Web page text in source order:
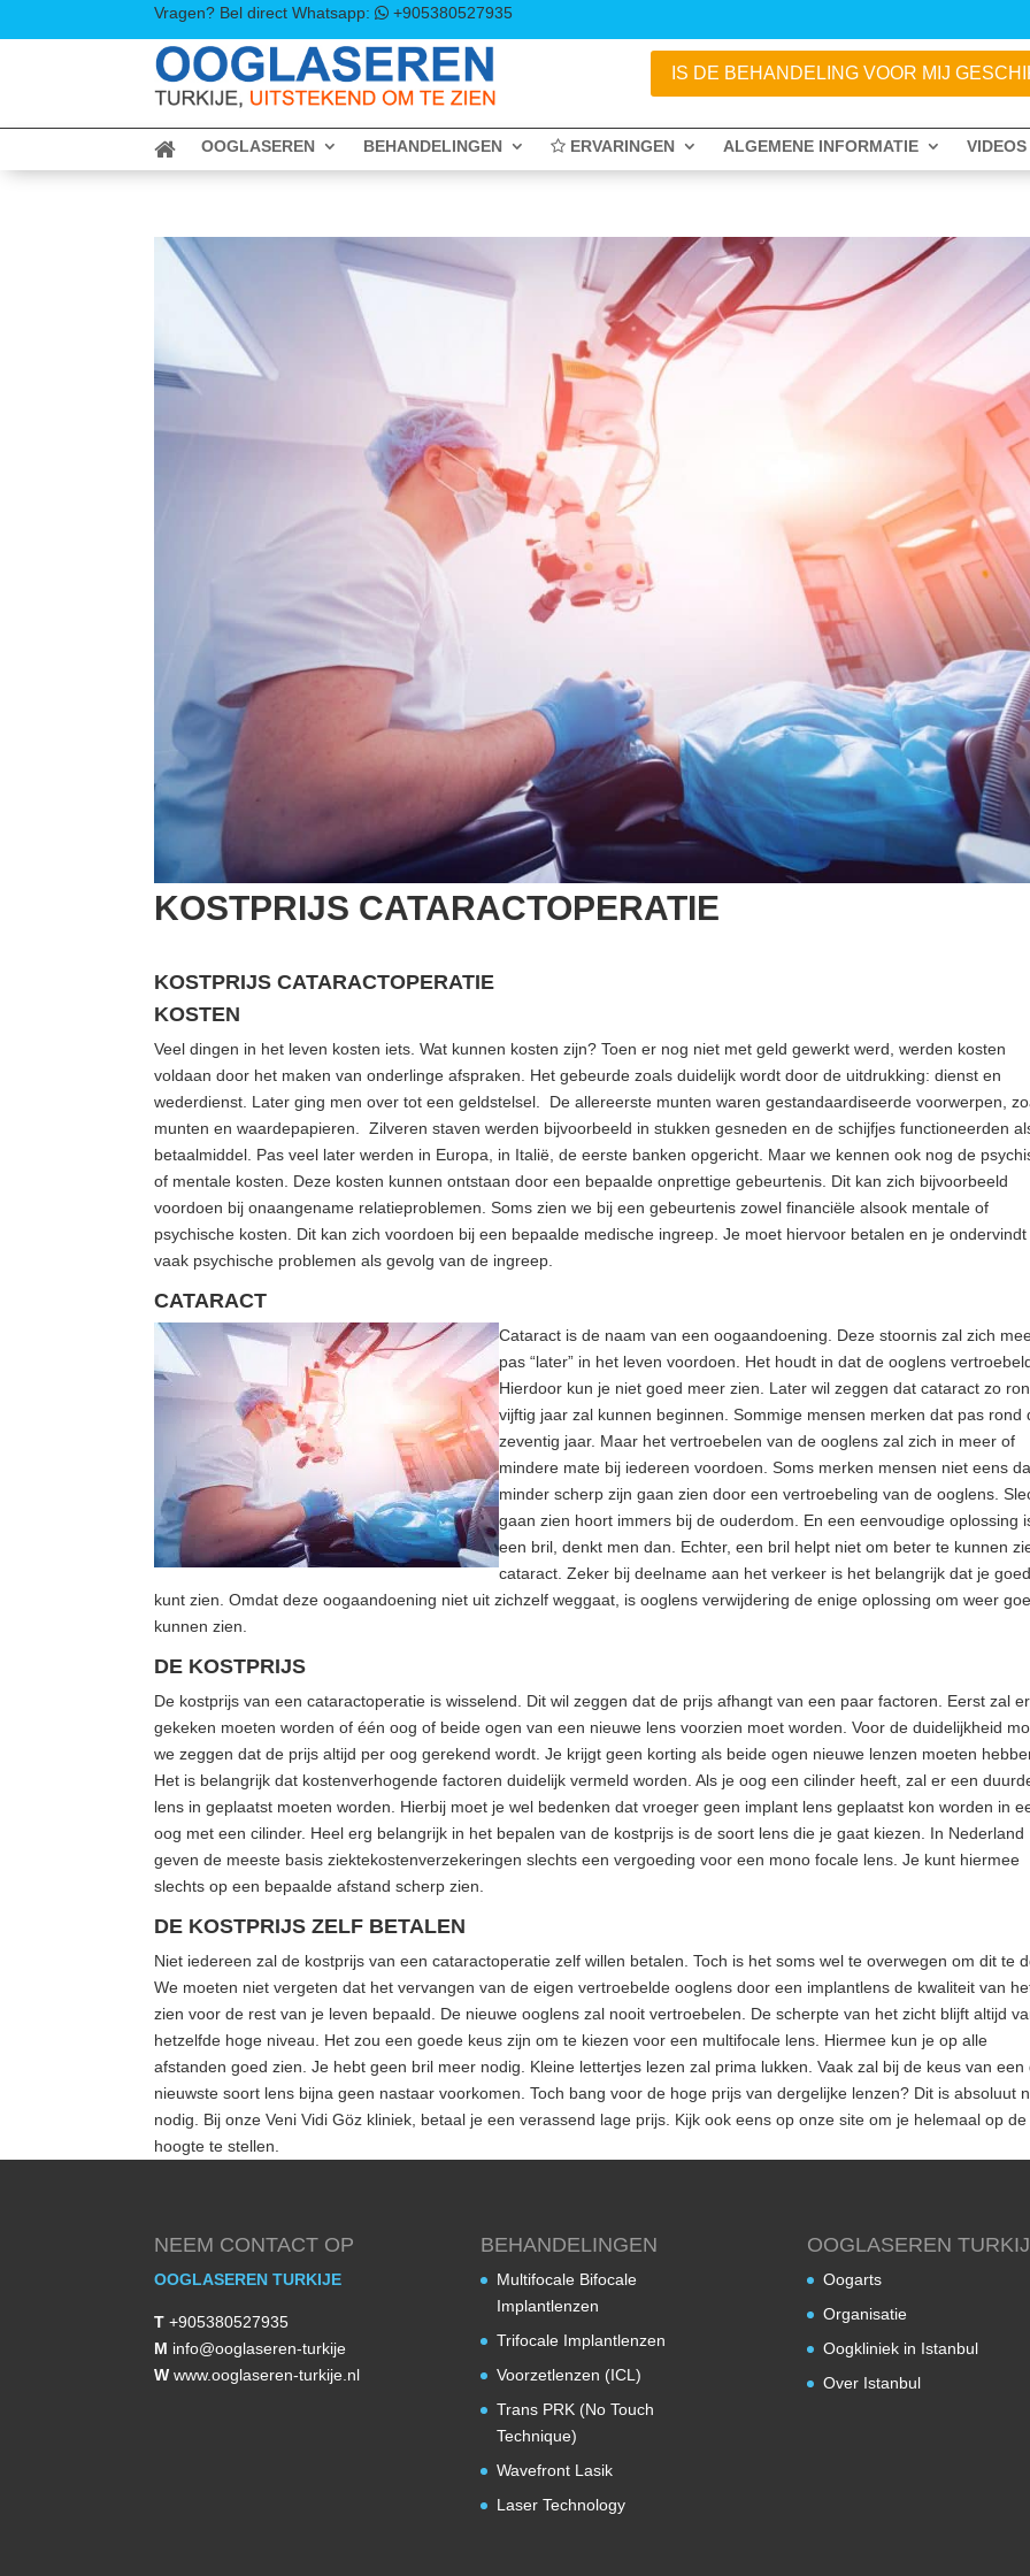
Vragen? Bel direct Whatsapp: +905380527935
IS DE BEHANDELING VOOR MIJ
OOGLASEREN BEHANDELINGEN ERVARINGEN ALGEMENE INFORMATIE VIDEOS
KOSTPRIJS CATARACTOPERATIE
KOSTPRIJS CATARACTOPERATIE
KOSTEN
Veel dingen in het leven kosten iets. Wat kunnen kosten zijn? Toen er nog niet met geld gewerkt werd, werden kosten
voldaan door het maken van onderlinge afspraken. Het gebeurde zoals duidelijk wordt door de uitdrukking: dienst en
wederdienst. Later ging men over tot een geldstelsel. De allereerste munten waren gestandaardiseerde voorwerpen,
munten en waardepapieren. Zilveren staven werden bijvoorbeeld in stukken gesneden en de schijfjes functioneerden
betaalmiddel. Pas veel later werden in Europa, in Italië, de eerste banken opgericht. Maar we kennen ook nog de
of mentale kosten. Deze kosten kunnen ontstaan door een bepaalde onprettige gebeurtenis. Dit kan zich bijvoorbeeld
voordoen bij onaangename relatieproblemen. Soms zien we bij een gebeurtenis zowel financiële alsook mentale of
psychische kosten. Dit kan zich voordoen bij een bepaalde medische ingreep. Je moet hiervoor betalen en je ondervindt
vaak psychische problemen als gevolg van de ingreep.
CATARACT
Cataract is de naam van een oogaandoening. Deze stoornis zal zich
pas “later” in het leven voordoen. Het houdt in dat de ooglens
Hierdoor kun je niet goed meer zien. Later wil zeggen dat cataract zo
vijftig jaar zal kunnen beginnen. Sommige mensen merken dat pas rond
zeventig jaar. Maar het vertroebelen van de ooglens zal zich in meer of
mindere mate bij iedereen voordoen. Soms merken mensen niet eens
minder scherp zijn gaan zien door een vertroebeling van de ooglens.
gaan zien hoort immers bij de ouderdom. En een eenvoudige oplossing
een bril, denkt men dan. Echter, een bril helpt niet om beter te kunnen
cataract. Zeker bij deelname aan het verkeer is het belangrijk dat je goed
kunt zien. Omdat deze oogaandoening niet uit zichzelf weggaat, is ooglens verwijdering de enige oplossing om weer
kunnen zien.
DE KOSTPRIJS
De kostprijs van een cataractoperatie is wisselend. Dit wil zeggen dat de prijs afhangt van een paar factoren. Eerst zal er
gekeken moeten worden of één oog of beide ogen van een nieuwe lens voorzien moet worden. Voor de duidelijkheid
we zeggen dat de prijs altijd per oog gerekend wordt. Je krijgt geen korting als beide ogen nieuwe lenzen moeten
Het is belangrijk dat kostenverhogende factoren duidelijk vermeld worden. Als je oog een cilinder heeft, zal er een
lens in geplaatst moeten worden. Hierbij moet je wel bedenken dat vroeger geen implant lens geplaatst kon worden in
oog met een cilinder. Heel erg belangrijk in het bepalen van de kostprijs is de soort lens die je gaat kiezen. In Nederland
geven de meeste basis ziektekostenverzekeringen slechts een vergoeding voor een mono focale lens. Je kunt hiermee
slechts op een bepaalde afstand scherp zien.
DE KOSTPRIJS ZELF BETALEN
Niet iedereen zal de kostprijs van een cataractoperatie zelf willen betalen. Toch is het soms wel te overwegen om dit te
We moeten niet vergeten dat het vervangen van de eigen vertroebelde ooglens door een implantlens de kwaliteit van
zien voor de rest van je leven bepaald. De nieuwe ooglens zal nooit vertroebelen. De scherpte van het zicht blijft altijd
hetzelfde hoge niveau. Het zou een goede keus zijn om te kiezen voor een multifocale lens. Hiermee kun je op alle
afstanden goed zien. Je hebt geen bril meer nodig. Kleine lettertjes lezen zal prima lukken. Vaak zal bij de keus van een
nieuwste soort lens bijna geen nastaar voorkomen. Toch bang voor de hoge prijs van dergelijke lenzen? Dit is absoluut
nodig. Bij onze Veni Vidi Göz kliniek, betaal je een verassend lage prijs. Kijk ook eens op onze site om je helemaal op de
hoogte te stellen.
NEEM CONTACT OP
OOGLASEREN TURKIJE
T +905380527935
M info@ooglaseren-turkije
W www.ooglaseren-turkije.nl
BEHANDELINGEN
Multifocale Bifocale
Implantlenzen
Trifocale Implantlenzen
Voorzetlenzen (ICL)
Trans PRK (No Touch
Technique)
Wavefront Lasik
Laser Technology
OOGLASEREN
Oogarts
Organisatie
Oogkliniek in Istanbul
Over Istanbul